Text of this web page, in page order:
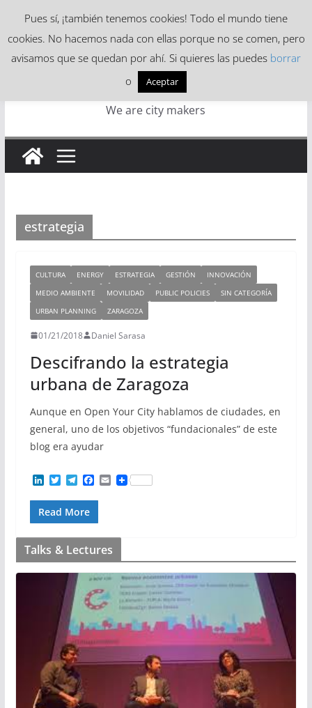
Skip
to
content
We are city makers
estrategia
CULTURA ENERGY ESTRATEGIA GESTIÓN
INNOVACIÓN
MEDIO AMBIENTE
MOVILIDAD PUBLIC POLICIES
SIN CATEGORÍA
URBAN PLANNING
ZARAGOZA
01/21/2018 Daniel Sarasa
Descifrando la estrategia
urbana de Zaragoza
Aunque en Open Your City hablamos de ciudades, en
general, uno de los objetivos “fundacionales” de este
blog era ayudar
L
i
n
k
e
d
I
n
T
w
i
t
t
e
r
T
e
l
e
g
r
a
m
F
a
c
b
o
o
k
E
m
Read More
Talks & Lectures
Pues sí, ¡también tenemos cookies! Todo el mundo tiene
cookies. No hacemos nada con ellas porque no se comen, pero
avisamos que se quedan por ahí. Si quieres las puedes borrar
o
Aceptar